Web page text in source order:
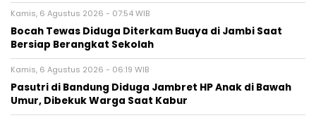
Kamis, 6 Agustus 2026 - 07:54 WIB
Bocah Tewas Diduga Diterkam Buaya di Jambi Saat
Bersiap Berangkat Sekolah
Kamis, 6 Agustus 2026 - 06:19 WIB
Pasutri di Bandung Diduga Jambret HP Anak di Bawah
Umur, Dibekuk Warga Saat Kabur